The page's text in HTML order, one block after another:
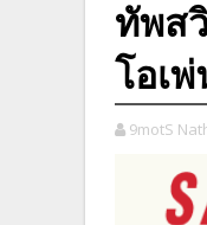
ทัพส
โอเ
9motS